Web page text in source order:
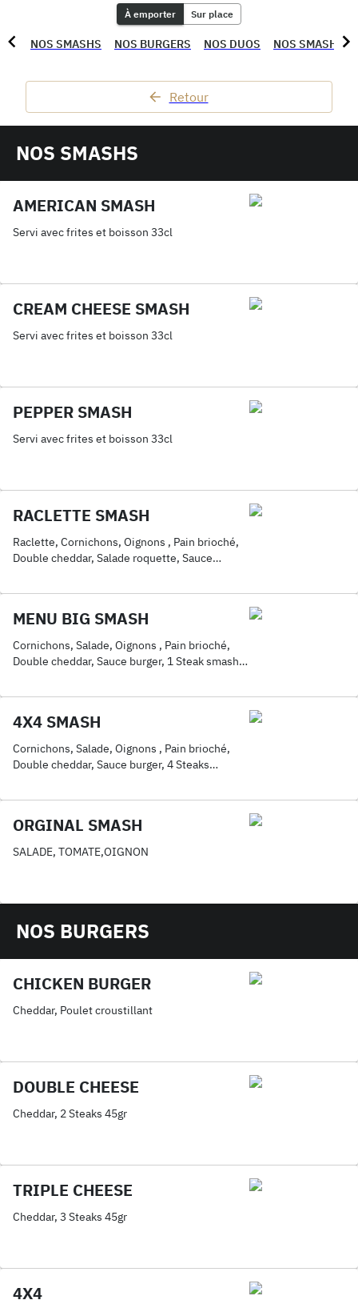
NOS SMASHS NOS BURGERS NOS DUOS NOS SMASHY
À emporter Sur place
Retour
NOS SMASHS
AMERICAN SMASH
Servi avec frites et boisson 33cl
CREAM CHEESE SMASH
Servi avec frites et boisson 33cl
PEPPER SMASH
Servi avec frites et boisson 33cl
RACLETTE SMASH
Raclette, Cornichons, Oignons , Pain brioché,
Double cheddar, Salade roquette, Sauce
MENU BIG SMASH
Cornichons, Salade, Oignons , Pain brioché,
Double cheddar, Sauce burger, 1 Steak smashé,
4X4 SMASH
Cornichons, Salade, Oignons , Pain brioché,
Double cheddar, Sauce burger, 4 Steaks
ORGINAL SMASH
SALADE, TOMATE,OIGNON
NOS BURGERS
CHICKEN BURGER
Cheddar, Poulet croustillant
DOUBLE CHEESE
Cheddar, 2 Steaks 45gr
TRIPLE CHEESE
Cheddar, 3 Steaks 45gr
4X4